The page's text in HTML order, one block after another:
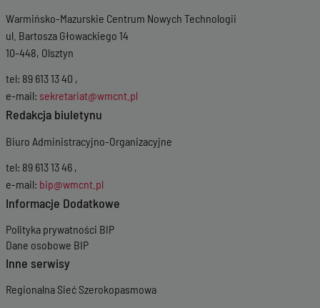
Warmińsko-Mazurskie Centrum Nowych Technologii
ul. Bartosza Głowackiego 14
10-448, Olsztyn
tel: 89 613 13 40 ,
e-mail: sekretariat@wmcnt.pl
Redakcja biuletynu
Biuro Administracyjno-Organizacyjne
tel: 89 613 13 46 ,
e-mail: bip@wmcnt.pl
Informacje Dodatkowe
Polityka prywatności BIP
Dane osobowe BIP
Inne serwisy
Regionalna Sieć Szerokopasmowa